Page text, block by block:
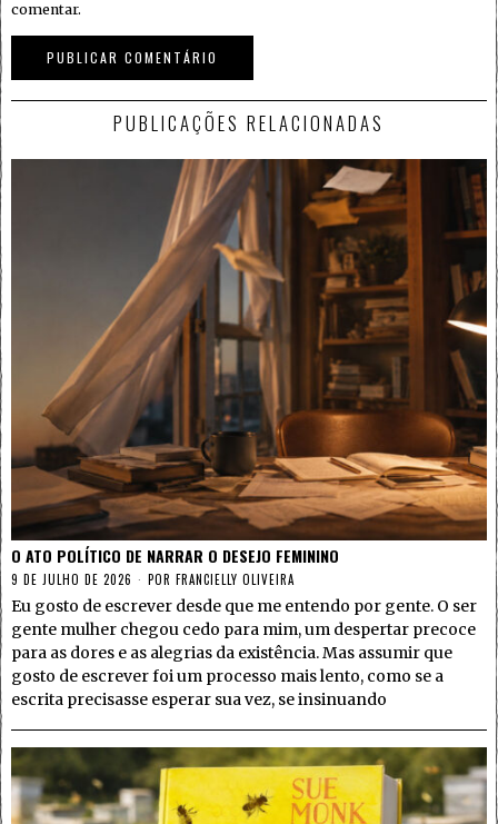
comentar.
PUBLICAÇÕES RELACIONADAS
O ATO POLÍTICO DE NARRAR O DESEJO FEMININO
9 DE JULHO DE 2026 POR FRANCIELLY OLIVEIRA
Eu gosto de escrever desde que me entendo por gente. O ser
gente mulher chegou cedo para mim, um despertar precoce
para as dores e as alegrias da existência. Mas assumir que
gosto de escrever foi um processo mais lento, como se a
escrita precisasse esperar sua vez, se insinuando